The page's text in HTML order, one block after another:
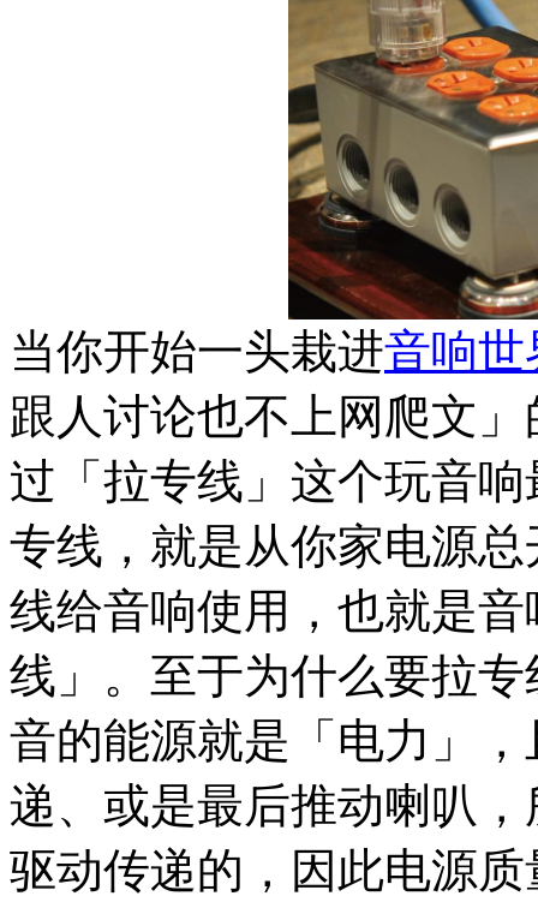
当你开始一头栽进音响世
跟人讨论也不上网爬文
过「拉专线」这个玩音
专线，就是从你家电源
线给音响使用，也就是
线」。至于为什么要拉
音的能源就是「电力」
递、或是最后推动喇叭
驱动传递的，因此电源